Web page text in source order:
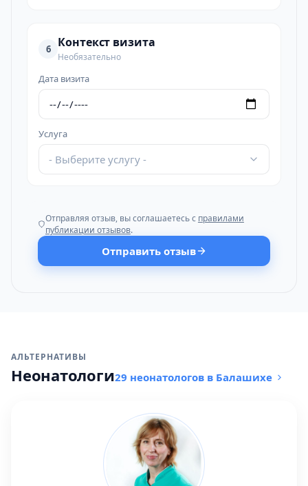
6 Контекст визита
Необязательно
Дата визита
Услуга
- Выберите услугу -
Отправляя отзыв, вы соглашаетесь с правилами
публикации отзывов.
Отправить отзыв
АЛЬТЕРНАТИВЫ
Неонатологи29 неонатологов в Балашихе